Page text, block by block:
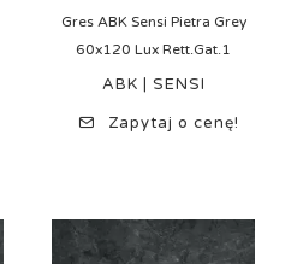
Gres ABK Sensi Pietra Grey
60x120 Lux Rett.Gat.1
ABK | SENSI
Zapytaj o cenę!